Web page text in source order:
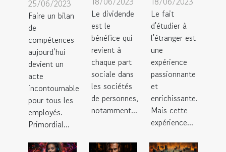
25/06/2023
Faire un bilan
de
compétences
aujourd’hui
devient un
acte
incontournable
pour tous les
employés.
Primordial...
Le dividende
est le
bénéfice qui
revient à
chaque part
sociale dans
les sociétés
de personnes,
notamment...
Le fait
d'étudier à
l'étranger est
une
expérience
passionnante
et
enrichissante.
Mais cette
expérience...